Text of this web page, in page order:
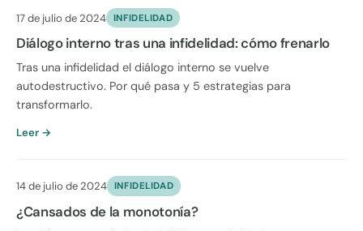
17 de julio de 2024 INFIDELIDAD
Diálogo interno tras una infidelidad: cómo frenarlo
Tras una infidelidad el diálogo interno se vuelve
autodestructivo. Por qué pasa y 5 estrategias para
transformarlo.
Leer →
14 de julio de 2024 INFIDELIDAD
¿Cansados de la monotonía?